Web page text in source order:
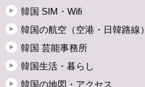
韓国 SIM・Wifi
韓国の航空（空港・日韓路線）
韓国 芸能事務所
韓国生活・暮らし
韓国の地図・アクセス